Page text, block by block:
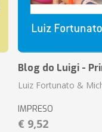
Blog do Luigi -
Luiz Fortunato &
IMPRESO
€ 9,52